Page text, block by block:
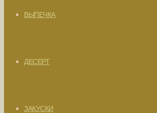
ВЫПЕЧКА
ДЕСЕРТ
ЗАКУСКИ